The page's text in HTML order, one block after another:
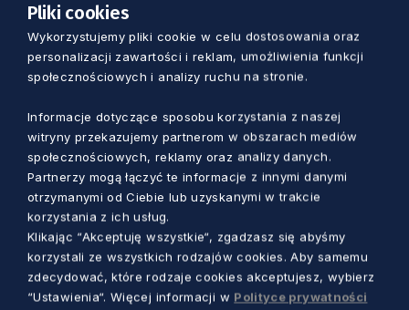
TURYSTYKA I SPORT
Błotnik żeglarską stolicą Pomorza. IV
Regaty o Puchar Marszałka
Pliki cookies
Wykorzystujemy pliki cookie w celu dostosowania oraz
personalizacji zawartości i reklam, umożliwienia funkcji
społecznościowych i analizy ruchu na stronie.
Informacje dotyczące sposobu korzystania z naszej
witryny przekazujemy partnerom w obszarach mediów
społecznościowych, reklamy oraz analizy danych.
Partnerzy mogą łączyć te informacje z innymi danymi
otrzymanymi od Ciebie lub uzyskanymi w trakcie
korzystania z ich usług.
Klikając “Akceptuję wszystkie“, zgadzasz się abyśmy
korzystali ze wszystkich rodzajów cookies. Aby samemu
zdecydować, które rodzaje cookies akceptujesz, wybierz
“Ustawienia“. Więcej informacji w Polityce prywatności